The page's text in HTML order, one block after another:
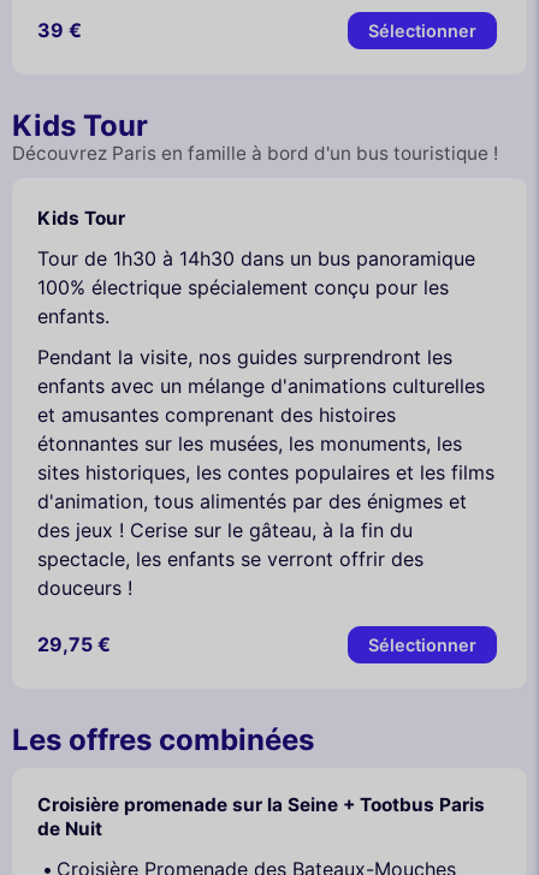
39 € Sélectionner
Kids Tour
Découvrez Paris en famille à bord d'un bus touristique !
Kids Tour
Tour de 1h30 à 14h30 dans un bus panoramique
100% électrique spécialement conçu pour les
enfants.
Pendant la visite, nos guides surprendront les
enfants avec un mélange d'animations culturelles
et amusantes comprenant des histoires
étonnantes sur les musées, les monuments, les
sites historiques, les contes populaires et les films
d'animation, tous alimentés par des énigmes et
des jeux ! Cerise sur le gâteau, à la fin du
spectacle, les enfants se verront offrir des
douceurs !
29,75 € Sélectionner
Les offres combinées
Croisière promenade sur la Seine + Tootbus Paris
de Nuit
Croisière Promenade des Bateaux-Mouches